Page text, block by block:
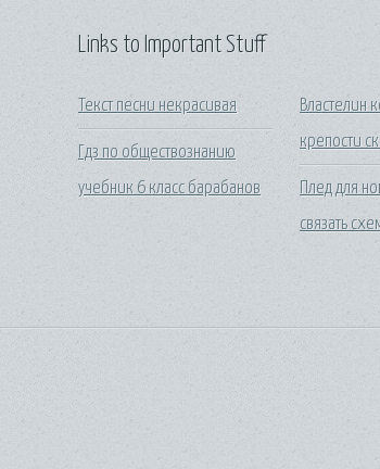
Links to Important Stuff
Текст песни некрасивая
Гдз по обществознанию
учебник 6 класс барабанов
Властелин
крепости
Плед для
связать